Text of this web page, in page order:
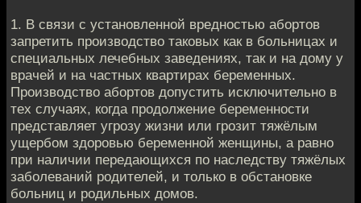
1. В связи с установленной вредностью абортов
запретить производство таковых как в больницах и
специальных лечебных заведениях, так и на дому у
врачей и на частных квартирах беременных.
Производство абортов допустить исключительно в
тех случаях, когда продолжение беременности
представляет угрозу жизни или грозит тяжёлым
ущербом здоровью беременной женщины, а равно
при наличии передающихся по наследству тяжёлых
заболеваний родителей, и только в обстановке
больниц и родильных домов.